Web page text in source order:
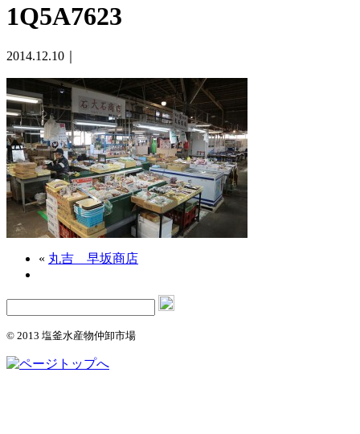
1Q5A7623
2014.12.10｜
« 丸吉 早坂商店
© 2013 塩釜水産物仲卸市場